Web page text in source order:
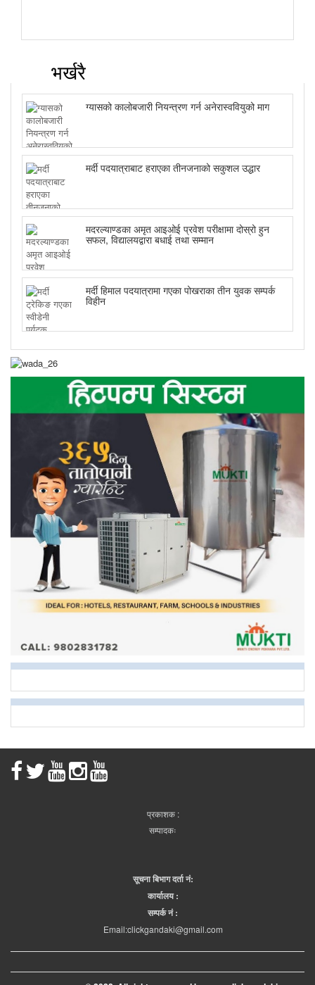
भर्खरै
ग्यासको कालोबजारी नियन्त्रण गर्न अनेरास्ववियुको माग
मर्दी पदयात्राबाट हराएका तीनजनाको सकुशल उद्धार
मदरल्याण्डका अमृत आइओई प्रवेश परीक्षामा दोस्रो हुन
सफल, विद्यालयद्वारा बधाई तथा सम्मान
मर्दी हिमाल पदयात्रामा गएका पोखराका तीन युवक सम्पर्क
विहीन
प्रकाशक :
सम्पादकः
सूचना बिभाग दर्ता नं:
कार्यालय :
सम्पर्क नं :
Email:clickgandaki@gmail.com